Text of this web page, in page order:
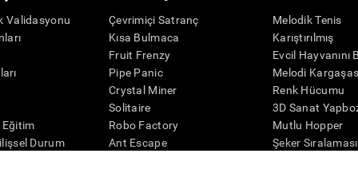
Validasyonu
Eğitim
Durum
Çevrimiçi Satranç
Kısa Bulmaca
Fruit Frenzy
Pipe Panic
Crystal Miner
Solitaire
Robo Factory
Ant Escape
Melodik Tenis
Karıştırılmış
Evcil Hayvanını
Melodi
Renk Hücumu
3D Sanat
Mutlu Hopper
Şeker Sıralaması